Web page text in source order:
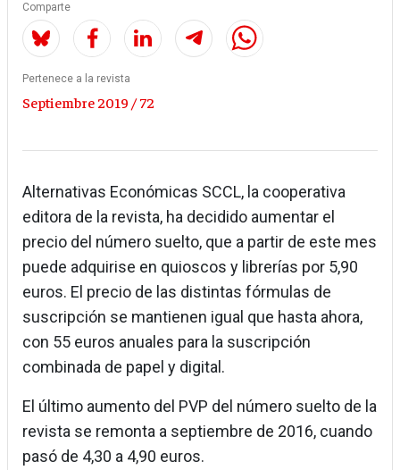
Comparte
Pertenece a la revista
Septiembre 2019 / 72
Alternativas Económicas SCCL, la cooperativa
editora de la revista, ha decidido aumentar el
precio del número suelto, que a partir de este mes
puede adquirise en quioscos y librerías por 5,90
euros. El precio de las distintas fórmulas de
suscripción se mantienen igual que hasta ahora,
con 55 euros anuales para la suscripción
combinada de papel y digital.
El último aumento del PVP del número suelto de la
revista se remonta a septiembre de 2016, cuando
pasó de 4,30 a 4,90 euros.